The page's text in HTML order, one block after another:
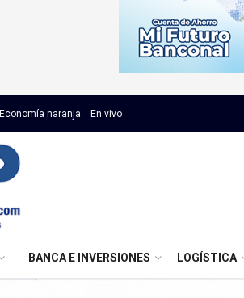
Economía naranja En vivo
BANCA E INVERSIONES LOGÍSTICA